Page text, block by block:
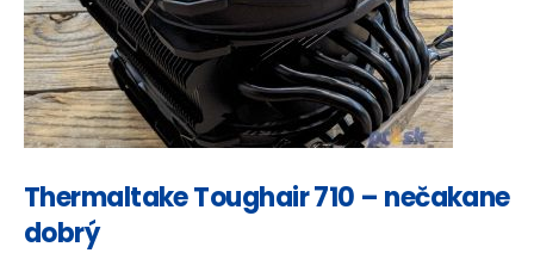
Thermaltake Toughair 710 – nečakane
dobrý